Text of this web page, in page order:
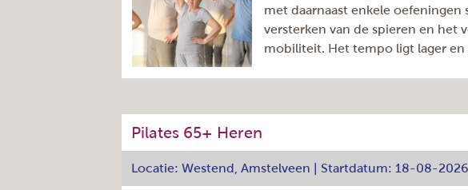
Cursuscode
922.050.050
Docent
Lorena Ciubotaru
Startdatum
18-08-2026
Einddatum
met daarnaast enkele oefeningen
versterken van de spieren en het
mobiliteit. Het tempo ligt lager
Pilates 65+ Heren
Locatie: Westend, Amstelveen | Startdatum: 18-08-